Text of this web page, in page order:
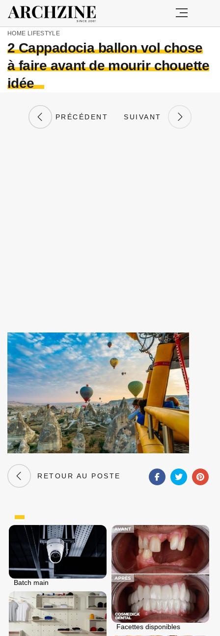
HOME LIFESTYLE
2 Cappadocia ballon vol chose
à faire avant de mourir chouette
idée
PRÉCÉDENT SUIVANT
RETOUR AU POSTE
Batch main
Facettes disponibles